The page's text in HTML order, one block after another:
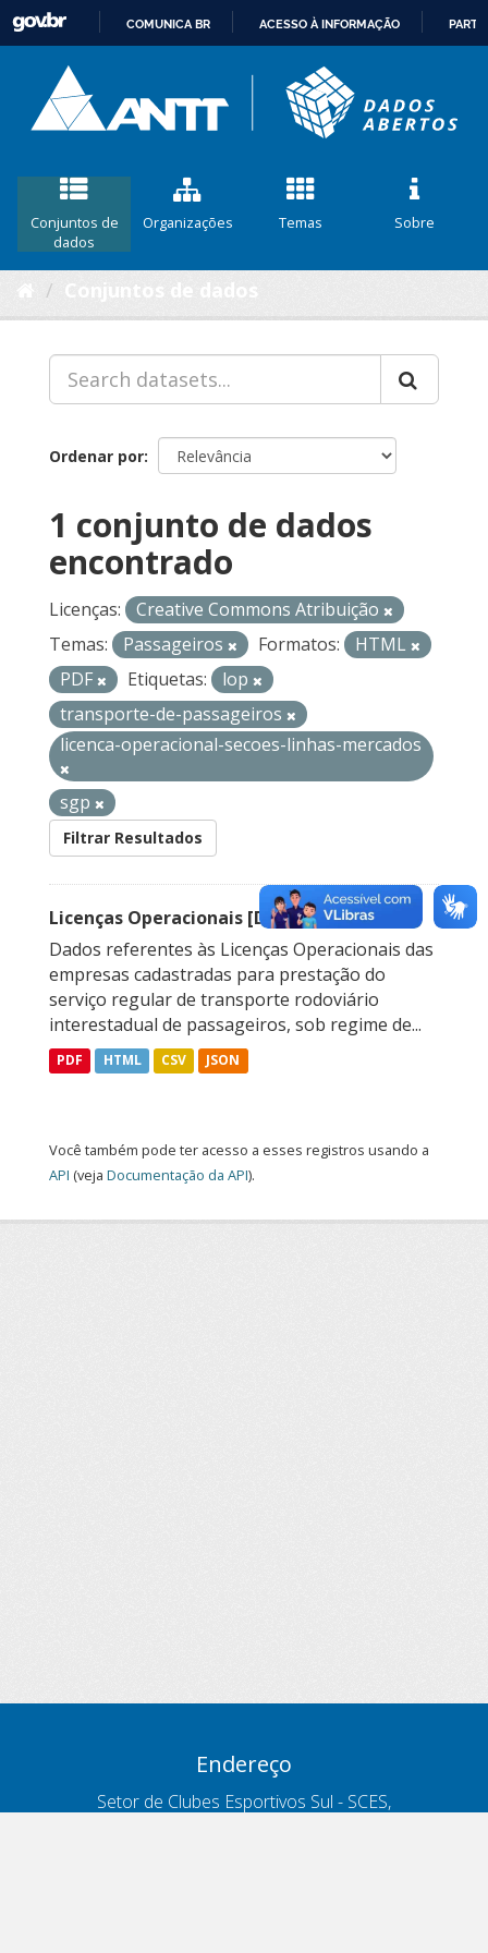
CONTEÚDO
COMUNICA BR ACESSO À INFORMAÇÃO
Conjuntos de
dados
Organizações Temas Sobre
Ordenar por
1 conjunto de dados
encontrado
Licenças:
Creative Commons Atribuição
Temas:
Passageiros Formatos:
HTML
PDF
Etiquetas:
lop
transporte-de-passageiros
licenca-operacional-secoes-linhas-mercados
sgp
Filtrar Resultados
Licenças Operacionais [Descontinuado]
Dados referentes às Licenças Operacionais das
empresas cadastradas para prestação do
serviço regular de transporte rodoviário
interestadual de passageiros, sob regime de...
PDF HTML CSV JSON
Você também pode ter acesso a esses registros usando a
API (veja Documentação da API).
Endereço
Setor de Clubes Esportivos Sul - SCES,